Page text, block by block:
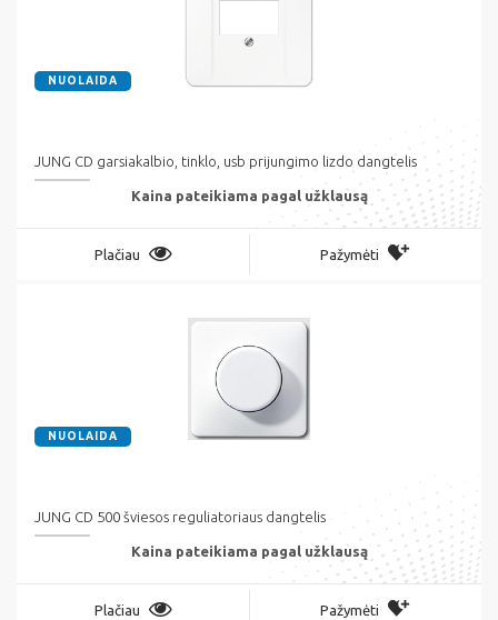
NUOLAIDA
JUNG CD garsiakalbio, tinklo, usb prijungimo lizdo dangtelis
Kaina pateikiama pagal užklausą
Plačiau Pažymėti
NUOLAIDA
JUNG CD 500 šviesos reguliatoriaus dangtelis
Kaina pateikiama pagal užklausą
Plačiau Pažymėti